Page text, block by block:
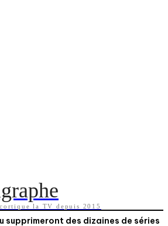
la TV depuis 2015
supprimeront des dizaines de séries